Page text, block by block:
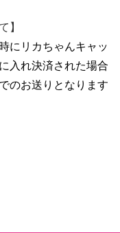
て】
にリカちゃんキャッ
入れ決済された場合
のお送りとなります